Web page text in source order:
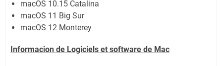
macOS 10.15 Catalina
macOS 11 Big Sur
macOS 12 Monterey
Informacion de Logiciels et software de Mac